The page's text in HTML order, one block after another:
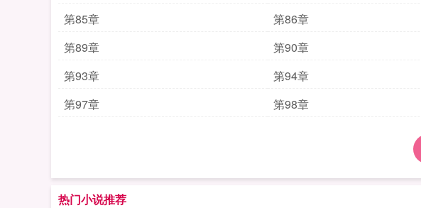
第85章
第86章
第89章
第90章
第93章
第94章
第97章
第98章
热门小说推荐